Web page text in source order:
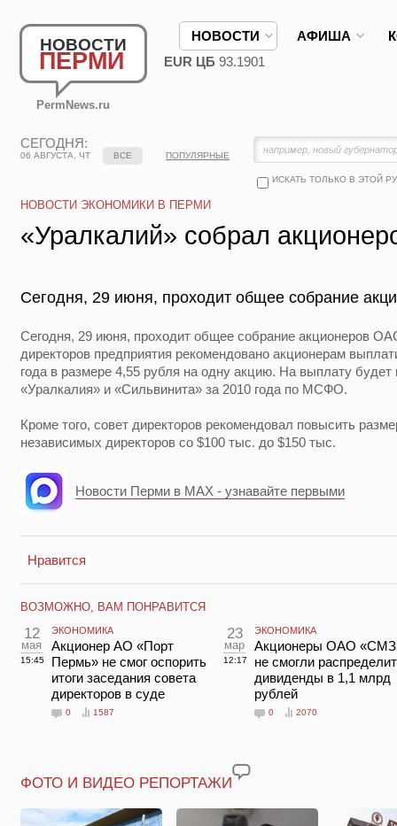
НОВОСТИ
ПЕРМИ
PermNews.ru
НОВОСТИ АФИША
EUR ЦБ 93.1901
СЕГОДНЯ:
06 АВГУСТА, ЧТ
ИСКАТЬ ТОЛЬКО В ЭТОЙ
ВСЕ ПОПУЛЯРНЫЕ
НОВОСТИ ЭКОНОМИКИ В ПЕРМИ
«Уралкалий» собрал
Сегодня, 29 июня, проходит общее собрание
Сегодня, 29 июня, проходит общее собрание акционеров
директоров предприятия рекомендовано акционерам
года в размере 4,55 рубля на одну акцию. На выплату
«Уралкалия» и «Сильвинита» за 2010 года по МСФО.
Кроме того, совет директоров рекомендовал повысить
независимых директоров со $100 тыс. до $150 тыс.
Новости Перми в MAX - узнавайте первыми
Нравится
ВОЗМОЖНО, ВАМ ПОНРАВИТСЯ
12
мая
15:45
ЭКОНОМИКА
Акционер АО «Порт
Пермь» не смог оспорить
итоги заседания совета
директоров в суде
0 1587
23
мар
12:17
ЭКОНОМИКА
Акционеры ОАО
не смогли
дивиденды в 1,1 млрд
рублей
0 2070
ФОТО И ВИДЕО РЕПОРТАЖИ